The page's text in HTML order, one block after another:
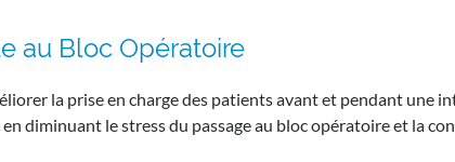
au Bloc Opératoire
la prise en charge des patients avant et pendant une
diminuant le stress du passage au bloc opératoire et la